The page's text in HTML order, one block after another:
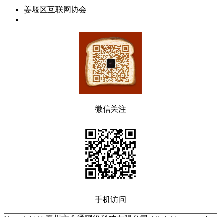
姜堰区互联网协会
微信关注
手机访问